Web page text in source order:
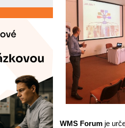
WMS Forum je